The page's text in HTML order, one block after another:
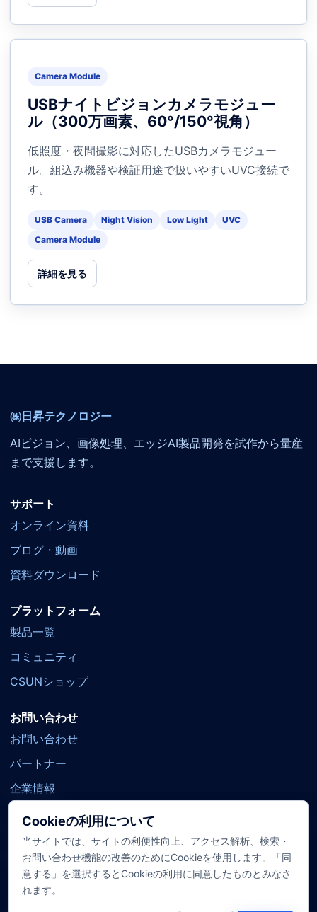
Camera Module
USBナイトビジョンカメラモジュー
ル（300万画素、60°/150°視角）
低照度・夜間撮影に対応したUSBカメラモジュー
ル。組込み機器や検証用途で扱いやすいUVC接続で
す。
USB Camera Night Vision Low Light
UVC
Camera Module
詳細を見る
㈱日昇テクノロジー
AIビジョン、画像処理、エッジAI製品開発を試作から量産
まで支援します。
サポート
オンライン資料
ブログ・動画
資料ダウンロード
プラットフォーム
製品一覧
コミュニティ
CSUNショップ
お問い合わせ
お問い合わせ
パートナー
企業情報
公式SNS YouTubeXFacebookTikTok
Cookieの利用について
当サイトでは、サイトの利便性向上、アクセス解析、検索・
お問い合わせ機能の改善のためにCookieを使用します。「同
意する」を選択するとCookieの利用に同意したものとみなさ
れます。